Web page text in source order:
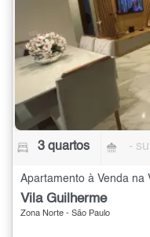
3 quartos -
Apartamento à Venda na
Vila Guilherme
Zona Norte - São Paulo